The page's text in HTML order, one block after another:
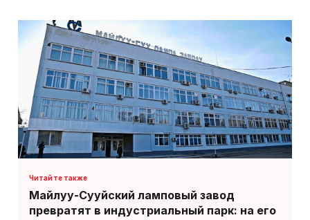
Майлуу-Сууйский ламповый завод
превратят в индустриальный парк: на его